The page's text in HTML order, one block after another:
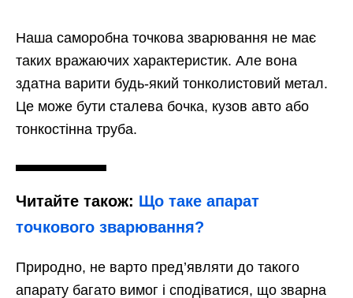
Наша саморобна точкова зварювання не має
таких вражаючих характеристик. Але вона
здатна варити будь-який тонколистовий метал.
Це може бути сталева бочка, кузов авто або
тонкостінна труба.
Читайте також: Що таке апарат
точкового зварювання?
Природно, не варто пред’являти до такого
апарату багато вимог і сподіватися, що зварна